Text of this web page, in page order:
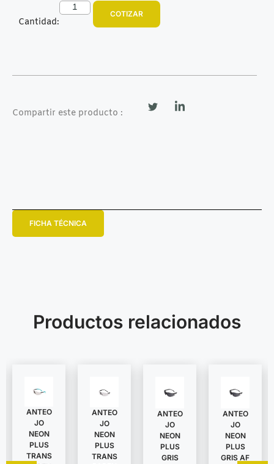
Cantidad:
COTIZAR
Compartir este producto :
FICHA TÉCNICA
Productos relacionados
ANTEO
JO
NEON
PLUS
TRANS
ANTEO
JO
NEON
PLUS
TRANS
ANTEO
JO
NEON
PLUS
GRIS
ANTEO
JO
NEON
PLUS
GRIS AF